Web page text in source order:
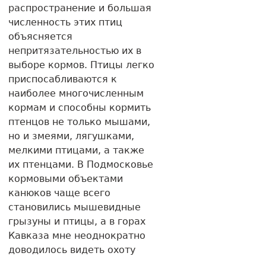
распространение и большая
численность этих птиц
объясняется
непритязательностью их в
выборе кормов. Птицы легко
приспосабливаются к
наиболее многочисленным
кормам и способны кормить
птенцов не только мышами,
но и змеями, лягушками,
мелкими птицами, а также
их птенцами. В Подмосковье
кормовыми объектами
канюков чаще всего
становились мышевидные
грызуны и птицы, а в горах
Кавказа мне неоднократно
доводилось видеть охоту